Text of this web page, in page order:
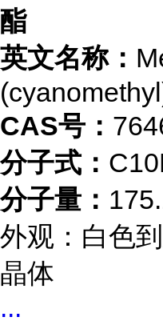
酯
英文名称：
CAS号：
分子式：
分子量：
外观：白色
晶体
...